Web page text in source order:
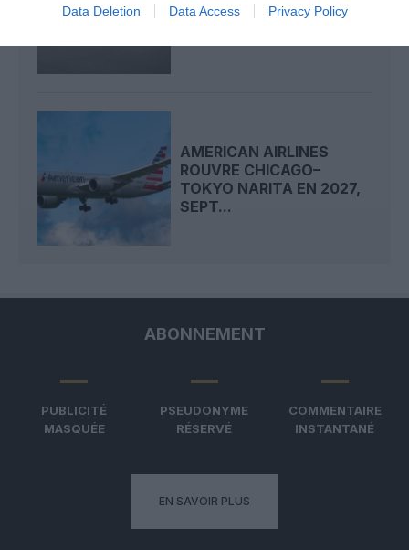
Data Deletion Data Access Privacy Policy
ACCUSÉE DE RETENIR
AMERICAN AIRLINES
ROUVRE CHICAGO–
TOKYO NARITA EN 2027,
SEPT...
ABONNEMENT
PUBLICITÉ
MASQUÉE
PSEUDONYME
RÉSERVÉ
COMMENTAIRE
INSTANTANÉ
EN SAVOIR PLUS